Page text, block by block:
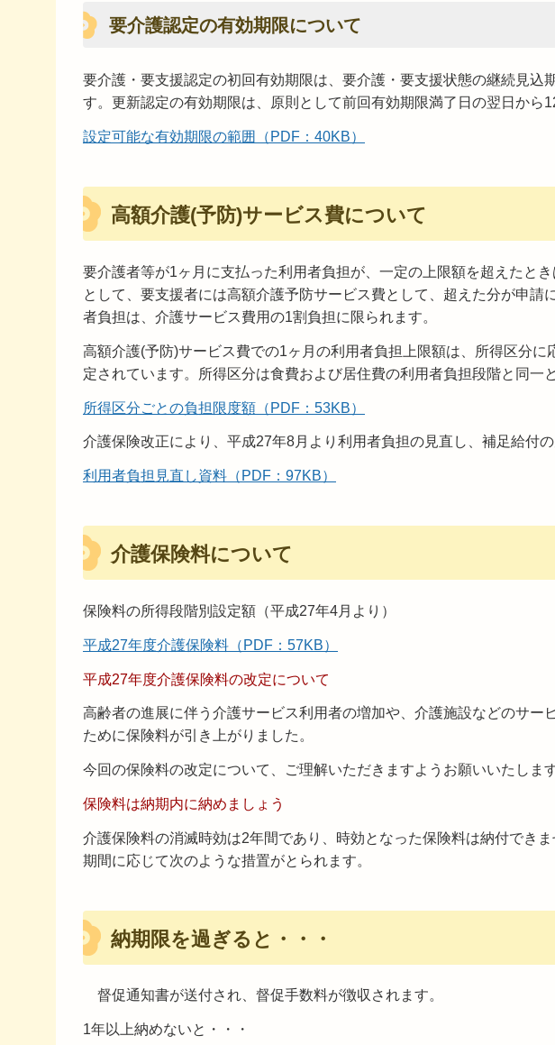
要介護認定の有効期限について
要介護・要支援認定の初回有効期限は、要介護・要支援状態の継続見込
す。更新認定の有効期限は、原則として前回有効期限満了日の翌日から
設定可能な有効期限の範囲（PDF：40KB）
高額介護(予防)サービス費について
要介護者等が1ヶ月に支払った利用者負担が、一定の上限額を超えたと
として、要支援者には高額介護予防サービス費として、超えた分が申請
者負担は、介護サービス費用の1割負担に限られます。
高額介護(予防)サービス費での1ヶ月の利用者負担上限額は、所得区分に
定されています。所得区分は食費および居住費の利用者負担段階と同一
所得区分ごとの負担限度額（PDF：53KB）
介護保険改正により、平成27年8月より利用者負担の見直し、補足給付
利用者負担見直し資料（PDF：97KB）
介護保険料について
保険料の所得段階別設定額（平成27年4月より）
平成27年度介護保険料（PDF：57KB）
平成27年度介護保険料の改定について
高齢者の進展に伴う介護サービス利用者の増加や、介護施設などのサー
ために保険料が引き上がりました。
今回の保険料の改定について、ご理解いただきますようお願いいたします
保険料は納期内に納めましょう
介護保険料の消滅時効は2年間であり、時効となった保険料は納付でき
期間に応じて次のような措置がとられます。
納期限を過ぎると・・・
督促通知書が送付され、督促手数料が徴収されます。
1年以上納めないと・・・